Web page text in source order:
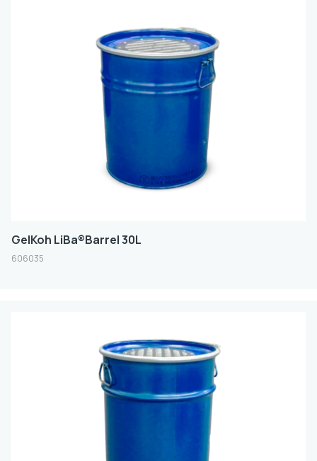
GelKoh LiBa®Barrel 30L
606035